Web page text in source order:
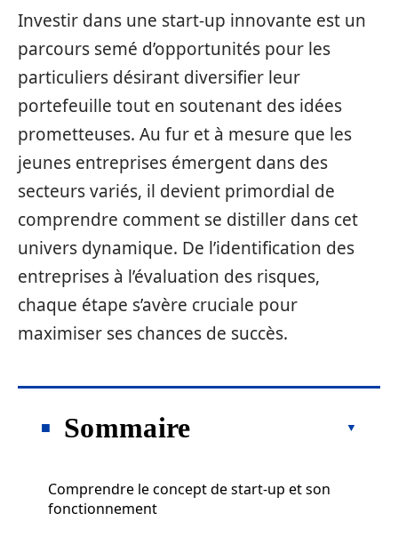
Investir dans une start-up innovante est un
parcours semé d’opportunités pour les
particuliers désirant diversifier leur
portefeuille tout en soutenant des idées
prometteuses. Au fur et à mesure que les
jeunes entreprises émergent dans des
secteurs variés, il devient primordial de
comprendre comment se distiller dans cet
univers dynamique. De l’identification des
entreprises à l’évaluation des risques,
chaque étape s’avère cruciale pour
maximiser ses chances de succès.
Sommaire
Comprendre le concept de start-up et son
fonctionnement